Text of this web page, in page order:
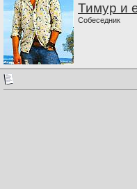
Тимур и
Собеседник